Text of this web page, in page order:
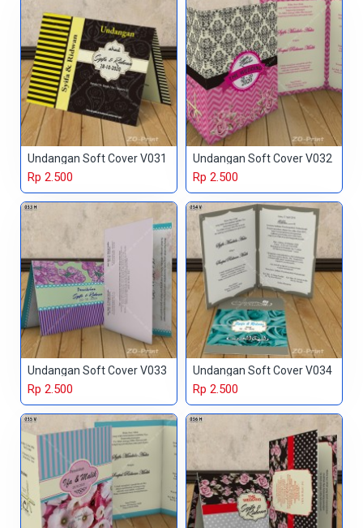
Undangan Soft Cover V031
Rp 2.500
Undangan Soft Cover V032
Rp 2.500
Undangan Soft Cover V033
Rp 2.500
Undangan Soft Cover V034
Rp 2.500